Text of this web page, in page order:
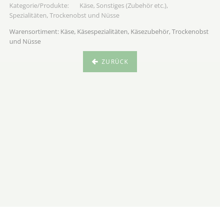
Käse, Sonstiges (Zubehör etc.),
Spezialitäten, Trockenobst und Nüsse
Warensortiment: Käse, Käsespezialitäten, Käsezubehör, Trockenobst
und Nüsse
ZURÜCK